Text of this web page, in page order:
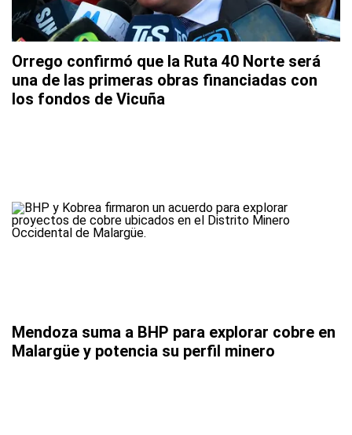
Orrego confirmó que la Ruta 40 Norte será
una de las primeras obras financiadas con
los fondos de Vicuña
Mendoza suma a BHP para explorar cobre en
Malargüe y potencia su perfil minero